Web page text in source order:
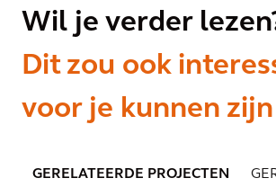
Wil je verder
Dit zou ook
voor je kunnen zijn
GERELATEERDE PROJECTEN